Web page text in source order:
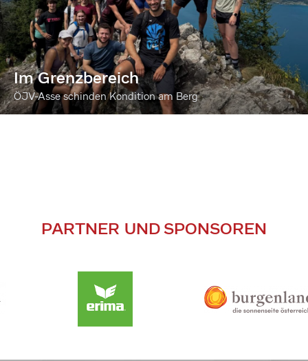
Im Grenzbereich
ÖJV-Asse schinden Kondition am Berg
PARTNER UND SPONSOREN